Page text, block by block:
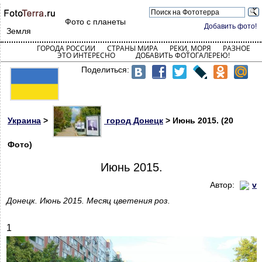
Добавить фото!
Фото с планеты
Земля
ГОРОДА РОССИИ СТРАНЫ МИРА РЕКИ, МОРЯ РАЗНОЕ
ЭТО ИНТЕРЕСНО ДОБАВИТЬ ФОТОГАЛЕРЕЮ!
Поделиться:
Украина > город Донецк > Июнь 2015. (20
Фото)
Июнь 2015.
Автор:
v
Донецк. Июнь 2015. Месяц цветения роз.
1